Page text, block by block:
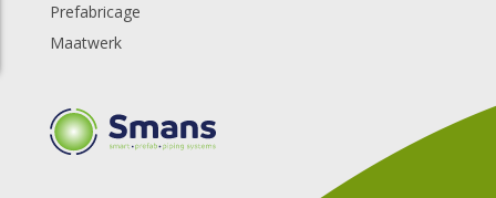
Prefabricage
Maatwerk